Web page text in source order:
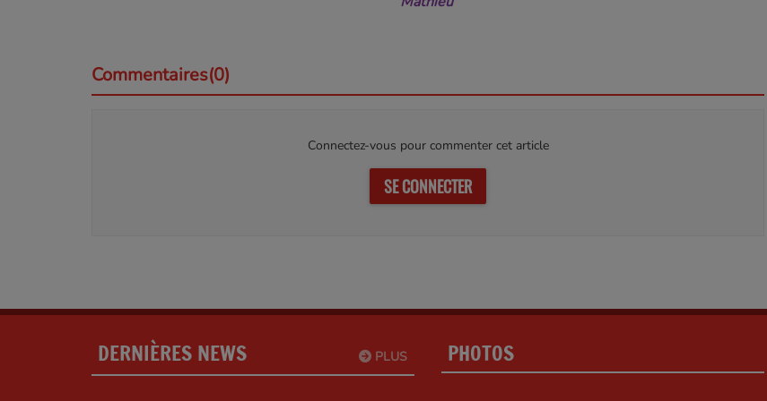
Commentaires(0)
Connectez-vous pour commenter cet article
SE CONNECTER
PLUS
DERNIÈRES NEWS PHOTOS